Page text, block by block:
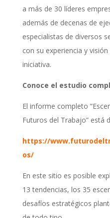
a más de 30 líderes
además de decenas de
especialistas de diversos
con su experiencia y
iniciativa.
Conoce el estudio
El informe completo
Futuros del Trabajo” está
https://
os/
En este sitio es posible
13 tendencias, los 35
desafíos estratégicos